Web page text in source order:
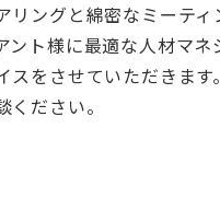
リングと綿密なミーティ
ント様に最適な人材マネ
スをさせていただきます。
ださい。